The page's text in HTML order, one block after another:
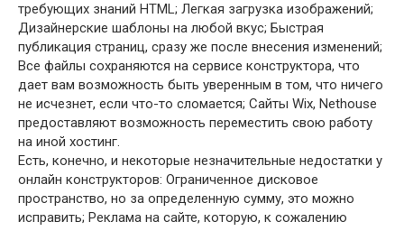
требующих знаний HTML; Легкая загрузка изображений;
Дизайнерские шаблоны на любой вкус; Быстрая
публикация страниц, сразу же после внесения изменений;
Все файлы сохраняются на сервисе конструктора, что
дает вам возможность быть уверенным в том, что ничего
не исчезнет, если что-то сломается; Сайты Wix, Nethouse
предоставляют возможность переместить свою работу
на иной хостинг.
Есть, конечно, и некоторые незначительные недостатки у
онлайн конструкторов: Ограниченное дисковое
пространство, но за определенную сумму, это можно
исправить; Реклама на сайте, которую, к сожалению